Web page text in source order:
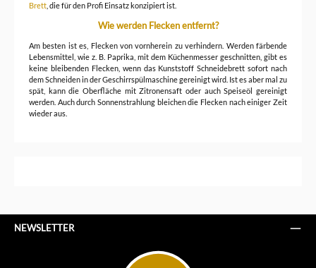
Brett , die für den Profi Einsatz konzipiert ist.
Wie werden Flecken entfernt?
Am besten ist es, Flecken von vornherein zu verhindern. Werden färbende
Lebensmittel, wie z. B. Paprika, mit dem Küchenmesser geschnitten, gibt es
keine bleibenden Flecken, wenn das Kunststoff Schneidebrett sofort nach
dem Schneiden in der Geschirrspülmaschine gereinigt wird. Ist es aber mal zu
spät, kann die Oberfläche mit Zitronensaft oder auch Speiseöl gereinigt
werden. Auch durch Sonnenstrahlung bleichen die Flecken nach einiger Zeit
wieder aus.
NEWSLETTER